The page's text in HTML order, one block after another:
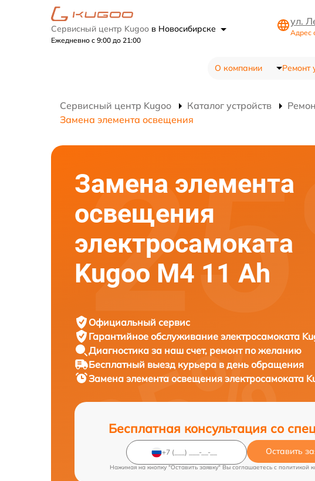
Сервисный центр Kugoo в Новосибирске
Ежедневно с 9:00 до 21:00
ул.
Адрес
О компании Ремонт
Сервисный центр Kugoo Каталог устройств
Замена элемента освещения
Замена элемента
освещения
электросамоката
Kugoo M4 11 Ah
Официальный сервис
Гарантийное обслуживание электросамоката
Диагностика за наш счет, ремонт по желанию
Бесплатный выезд курьера в день обращения
Замена элемента освещения электросамоката
Бесплатная консультация со
Оставить
Нажимая на кнопку "Оставить заявку" Вы соглашаетесь c политикой